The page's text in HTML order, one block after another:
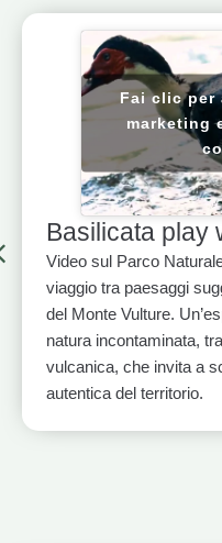
Fai clic per
marketing
Basilicata play
Video sul Parco
viaggio tra paesaggi
del Monte Vulture.
natura incontaminata,
vulcanica, che invita a
autentica del territorio.